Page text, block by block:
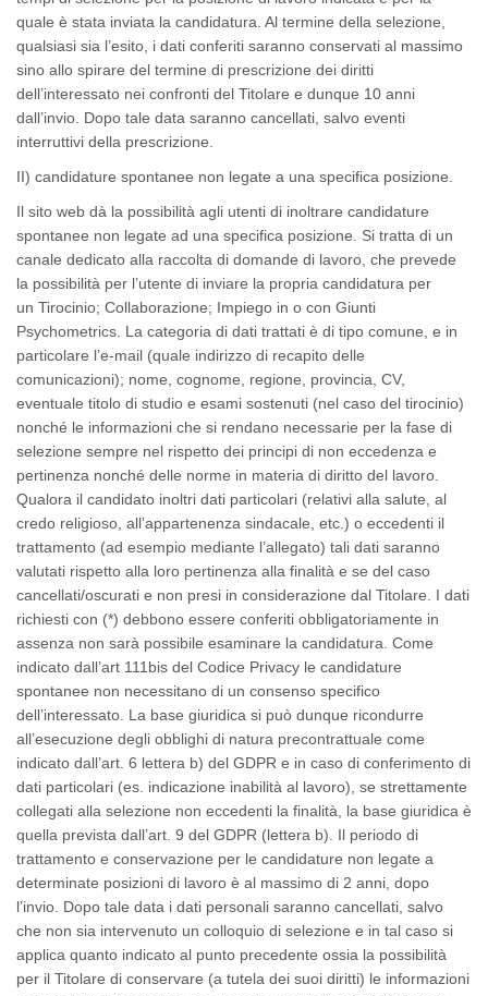
quale è stata inviata la candidatura. Al termine della selezione,
qualsiasi sia l’esito, i dati conferiti saranno conservati al massimo
sino allo spirare del termine di prescrizione dei diritti
dell’interessato nei confronti del Titolare e dunque 10 anni
dall’invio. Dopo tale data saranno cancellati, salvo eventi
interruttivi della prescrizione.
II) candidature spontanee non legate a una specifica posizione.
Il sito web dà la possibilità agli utenti di inoltrare candidature
spontanee non legate ad una specifica posizione. Si tratta di un
canale dedicato alla raccolta di domande di lavoro, che prevede
la possibilità per l’utente di inviare la propria candidatura per
un Tirocinio; Collaborazione; Impiego in o con Giunti
Psychometrics. La categoria di dati trattati è di tipo comune , e in
particolare l’e-mail (quale indirizzo di recapito delle
comunicazioni); nome, cognome, regione, provincia, CV,
eventuale titolo di studio e esami sostenuti (nel caso del tirocinio)
nonché le informazioni che si rendano necessarie per la fase di
selezione sempre nel rispetto dei principi di non eccedenza e
pertinenza nonché delle norme in materia di diritto del lavoro.
Qualora il candidato inoltri dati particolari (relativi alla salute, al
credo religioso, all’appartenenza sindacale, etc.) o eccedenti il
trattamento (ad esempio mediante l’allegato) tali dati saranno
valutati rispetto alla loro pertinenza alla finalità e se del caso
cancellati/oscurati e non presi in considerazione dal Titolare. I dati
richiesti con (*) debbono essere conferiti obbligatoriamente in
assenza non sarà possibile esaminare la candidatura. Come
indicato dall’art 111bis del Codice Privacy le candidature
spontanee non necessitano di un consenso specifico
dell’interessato. La base giuridica si può dunque ricondurre
all’esecuzione degli obblighi di natura precontrattuale come
indicato dall’art. 6 lettera b) del GDPR e in caso di conferimento di
dati particolari (es. indicazione inabilità al lavoro), se strettamente
collegati alla selezione non eccedenti la finalità, la base giuridica è
quella prevista dall’art. 9 del GDPR (lettera b). Il periodo di
trattamento e conservazione per le candidature non legate a
determinate posizioni di lavoro è al massimo di 2 anni, dopo
l’invio. Dopo tale data i dati personali saranno cancellati, salvo
che non sia intervenuto un colloquio di selezione e in tal caso si
applica quanto indicato al punto precedente ossia la possibilità
per il Titolare di conservare (a tutela dei suoi diritti) le informazioni